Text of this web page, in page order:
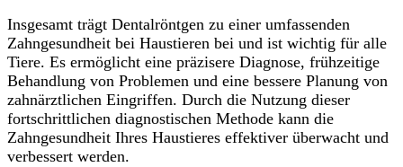
Insgesamt trägt Dentalröntgen zu einer umfassenden
Zahngesundheit bei Haustieren bei und ist wichtig für alle
Tiere. Es ermöglicht eine präzisere Diagnose, frühzeitige
Behandlung von Problemen und eine bessere Planung von
zahnärztlichen Eingriffen. Durch die Nutzung dieser
fortschrittlichen diagnostischen Methode kann die
Zahngesundheit Ihres Haustieres effektiver überwacht und
verbessert werden.